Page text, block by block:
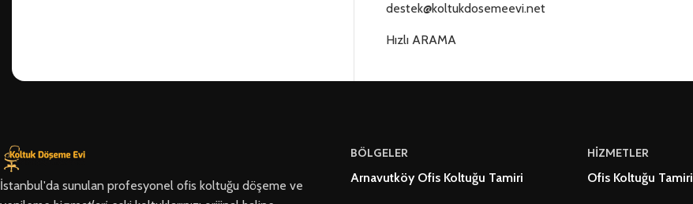
destek@koltukdosemeevi.net
Hızlı ARAMA
İstanbul'da sunulan profesyonel ofis koltuğu döşeme ve
BÖLGELER
Arnavutköy Ofis Koltuğu Tamiri
HİZMETLER
Ofis Koltuğu Tamiri